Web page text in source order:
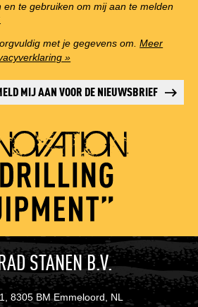
en te gebruiken om mij aan te melden
met je gegevens om.Meer
»
MIJ AAN VOOR DE NIEUWSBRIEF
STANEN B.V.
8305 BM Emmeloord, NL